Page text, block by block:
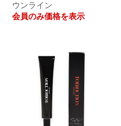
ウンライン
会員のみ価格を表示